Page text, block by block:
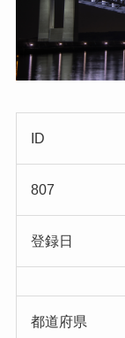
ID
807
登録日
都道府県